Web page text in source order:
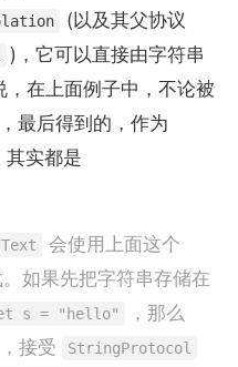
(以及其父协议
)，它可以直接由字符串
在上面例子中，不论被
，最后得到的，作为
其实都是
Text 会使用上面这个
如果先把字符串存储在
s = "hello" ，那么
接受 StringProtocol